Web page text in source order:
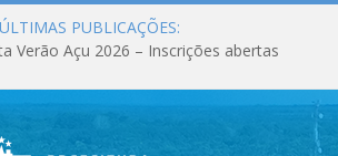
ÚLTIMAS PUBLICAÇÕES:
Verão Açu 2026 – Inscrições abertas